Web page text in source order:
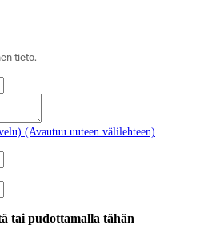
tieto.
(Avautuu uuteen välilehteen)
tai pudottamalla tähän